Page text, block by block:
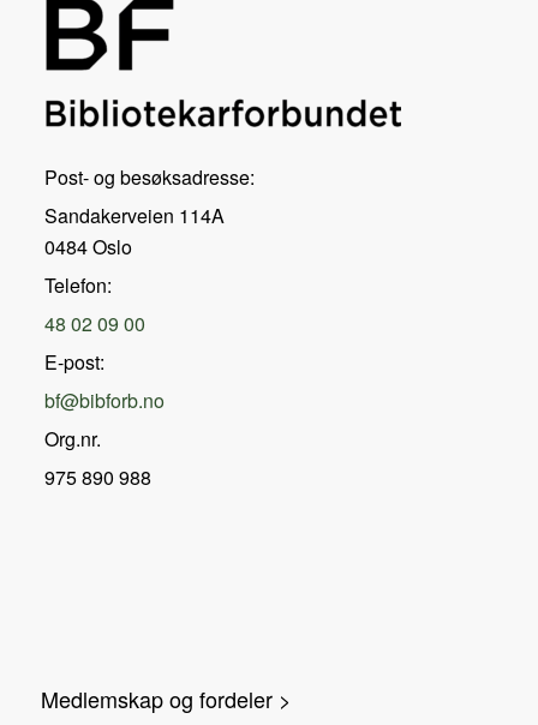
Post- og besøksadresse:
Sandakerveien 114A
0484 Oslo
Telefon:
48 02 09 00
E-post:
bf@bibforb.no
Org.nr.
975 890 988
Medlemskap og fordeler >